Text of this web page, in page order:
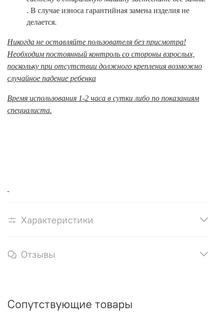
. В случае износа гарантийная замена изделия не
делается.
Никогда не оставляйте пользователя без присмотра!
Необходим постоянный контроль со стороны взрослых,
поскольку при отсутствии должного крепления возможно
случайное падение ребенка
Время использования 1-2 часа в сутки либо по показаниям
специалиста.
Характеристики
Отзывы
Сопутствующие товары